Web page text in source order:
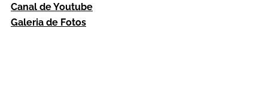
Canal de Youtube
Galeria de Fotos